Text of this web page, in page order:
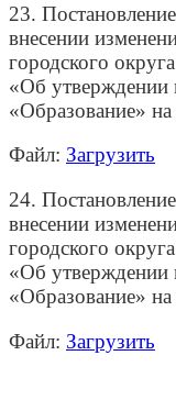
23.
внесении
городского
«Об
«Образование»
Файл: Загрузить
24.
внесении
городского
«Об
«Образование»
Файл: Загрузить